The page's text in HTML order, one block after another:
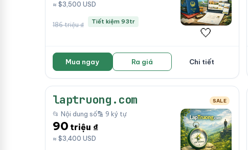
≈ $3,500 USD
186 triệu ₫ Tiết kiệm 93tr
🤍
Mua ngay Ra giá Chi tiết
laptruong.com SALE
📂 Nội dung số🔡 9 ký tự
90 triệu ₫
≈ $3,400 USD